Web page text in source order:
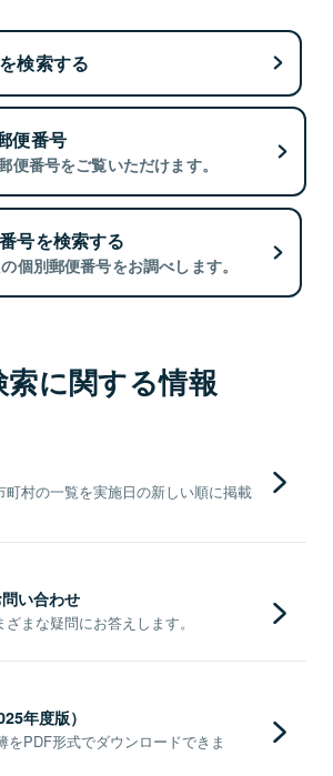
検索する
便番号
便番号をご覧いただけます。
号を検索する
個別郵便番号をお調べします。
に関する情報
村の一覧を実施日の新しい順に掲載
い合わせ
まな疑問にお答えします。
年度版）
をPDF形式でダウンロードできま